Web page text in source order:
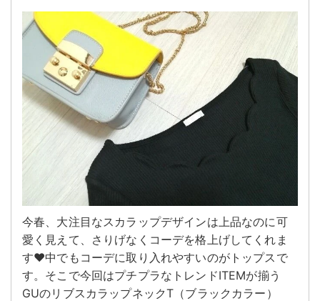
今春、大注目なスカラップデザインは上品なのに可
愛く見えて、さりげなくコーデを格上げしてくれま
す♥中でもコーデに取り入れやすいのがトップスで
す。そこで今回はプチプラなトレンドITEMが揃う
GUのリブスカラップネックT（ブラックカラー）